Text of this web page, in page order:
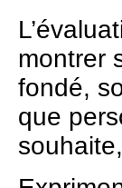
montrer
fondé,
que